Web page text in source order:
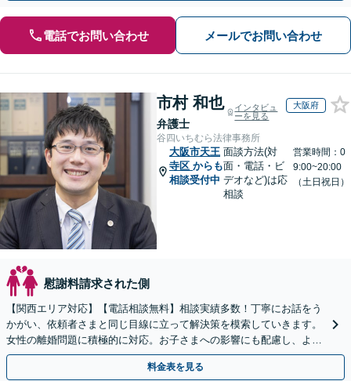
電話でお問い合わせ メールでお問い合わせ
市村 和也
弁護士
インタビュ
ーを見る
大阪府
谷四いちむら法律事務所
大阪市天王
寺区 からも
相談受付中
面談方法(対
面・電話・ビ
デオなど)は応
相談
営業時間：0
9:00~20:00
（土日祝日）
慰謝料請求された側
【関西エリア対応】【電話相談無料】相談実績多数！丁寧にお話をう
かがい、依頼者さまと同じ目線に立って解決策を模索していきます。
女性の離婚問題に積極的に対応。お子さまへの影響にも配慮し、より
よい解決へ【夜間・休日の相談可能】
料金表を見る